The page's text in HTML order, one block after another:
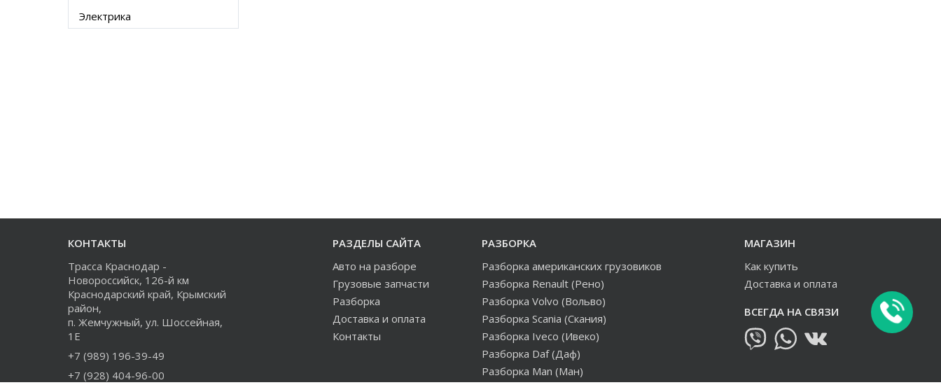
Электрика
КОНТАКТЫ
Трасса Краснодар -
Новороссийск, 126-й км
Краснодарский край, Крымский
район,
п. Жемчужный, ул. Шоссейная,
1Е
+7 (989) 196-39-49
+7 (928) 404-96-00
РАЗДЕЛЫ САЙТА
Авто на разборе
Грузовые запчасти
Разборка
Доставка и оплата
Контакты
РАЗБОРКА
Разборка американских грузовиков
Разборка Renault (Рено)
Разборка Volvo (Вольво)
Разборка Scania (Скания)
Разборка Iveco (Ивеко)
Разборка Daf (Даф)
Разборка Man (Ман)
МАГАЗИН
Как купить
Доставка и оплата
ВСЕГДА НА СВЯЗИ